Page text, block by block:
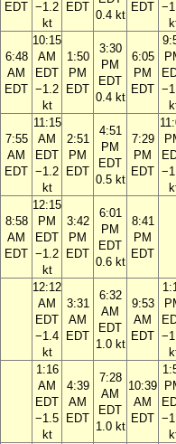
EDT −1.2
kt
EDT
0.4 kt
EDT
6:48
AM
EDT
10:15
AM
EDT
−1.2
kt
1:50
PM
EDT
3:30
PM
EDT
0.4 kt
6:05
PM
EDT
7:55
AM
EDT
11:15
AM
EDT
−1.2
kt
2:51
PM
EDT
4:51
PM
EDT
0.5 kt
7:29
PM
EDT
8:58
AM
EDT
12:15
PM
EDT
−1.2
kt
3:42
PM
EDT
6:01
PM
EDT
0.6 kt
8:41
PM
EDT
12:12
AM
EDT
−1.4
kt
3:31
AM
EDT
6:32
AM
EDT
1.0 kt
9:53
AM
EDT
1:16
AM
EDT
−1.5
kt
4:39
AM
EDT
7:28
AM
EDT
1.0 kt
10:39
AM
EDT